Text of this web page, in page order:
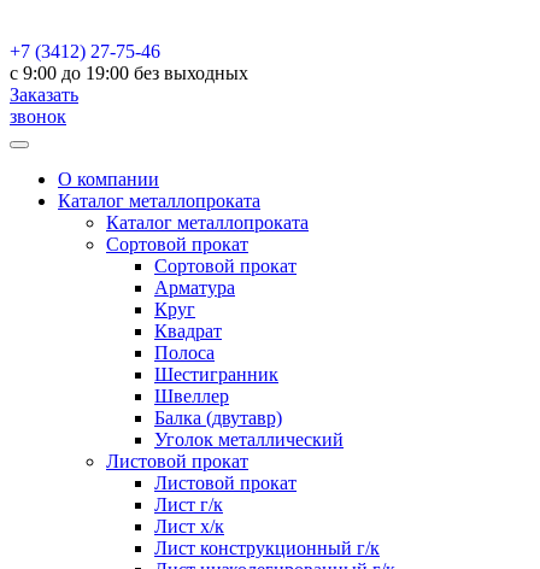
+7 (3412) 27-75-46
c 9:00 до 19:00 без выходных
Заказать
звонок
О компании
Каталог металлопроката
Каталог металлопроката
Сортовой прокат
Сортовой прокат
Арматура
Круг
Квадрат
Полоса
Шестигранник
Швеллер
Балка (двутавр)
Уголок металлический
Листовой прокат
Листовой прокат
Лист г/к
Лист х/к
Лист конструкционный г/к